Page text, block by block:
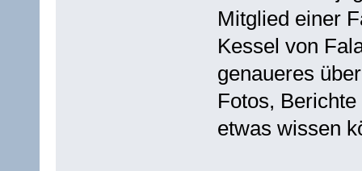
Mitglied einer
Kessel von
genaueres
Fotos,
etwas wissen